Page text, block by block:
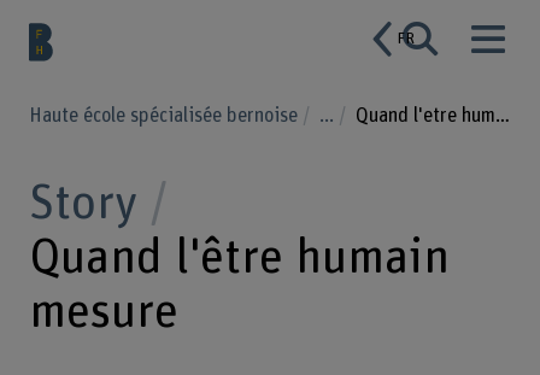
FR
Haute école spécialisée bernoise ... Quand l'etre humain mesure
Story
Quand l'être humain
mesure